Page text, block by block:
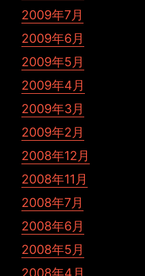
2009年7月
2009年6月
2009年5月
2009年4月
2009年3月
2009年2月
2008年12月
2008年11月
2008年7月
2008年6月
2008年5月
2008年4月